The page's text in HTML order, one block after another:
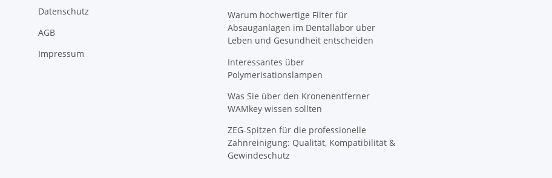
Datenschutz
AGB
Impressum
Warum hochwertige Filter für
Absauganlagen im Dentallabor über
Leben und Gesundheit entscheiden
Interessantes über
Polymerisationslampen
Was Sie über den Kronenentferner
WAMkey wissen sollten
ZEG-Spitzen für die professionelle
Zahnreinigung: Qualität, Kompatibilität &
Gewindeschutz